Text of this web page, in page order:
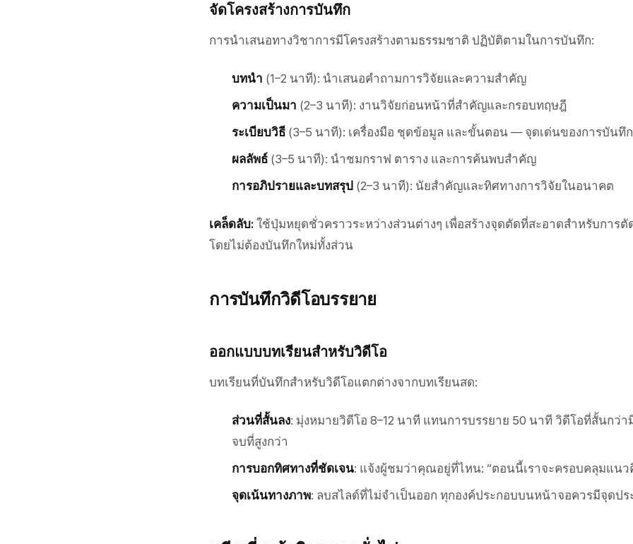
จัดโครงสร้างการบันทึก
การนำเสนอทางวิชาการมีโครงสร้างตามธรรมชาติ ปฏิบัติตามในการบันทึก:
บทนำ (1–2 นาที): นำเสนอคำถามการวิจัยและความสำคัญ
ความเป็นมา (2–3 นาที): งานวิจัยก่อนหน้าที่สำคัญและกรอบทฤษฎี
ระเบียบวิธี (3–5 นาที): เครื่องมือ ชุดข้อมูล และขั้นตอน — จุดเด่นของการบันทึ
ผลลัพธ์ (3–5 นาที): นำชมกราฟ ตาราง และการค้นพบสำคัญ
การอภิปรายและบทสรุป (2–3 นาที): นัยสำคัญและทิศทางการวิจัยในอนาคต
เคล็ดลับ: ใช้ปุ่มหยุดชั่วคราวระหว่างส่วนต่างๆ เพื่อสร้างจุดตัดที่สะอาดสำหรับการตั
โดยไม่ต้องบันทึกใหม่ทั้งส่วน
การบันทึกวิดีโอบรรยาย
ออกแบบบทเรียนสำหรับวิดีโอ
บทเรียนที่บันทึกสำหรับวิดีโอแตกต่างจากบทเรียนสด:
ส่วนที่สั้นลง: มุ่งหมายวิดีโอ 8–12 นาที แทนการบรรยาย 50 นาที วิดีโอที่สั้นกว่
จบที่สูงกว่า
การบอกทิศทางที่ชัดเจน: แจ้งผู้ชมว่าคุณอยู่ที่ไหน: “ตอนนี้เราจะครอบคลุมแน
จุดเน้นทางภาพ: ลบสไลด์ที่ไม่จำเป็นออก ทุกองค์ประกอบบนหน้าจอควรมีจุดปร